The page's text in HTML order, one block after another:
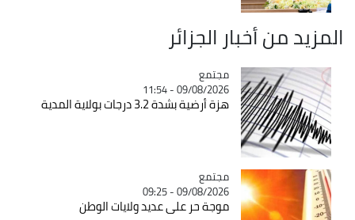
المزيد من أخبار الجزائر
Catégorie
مجتمع
09/08/2026 - 11:54
هزة أرضية بشدة 3.2 درجات بولاية المدية
Catégorie
مجتمع
09/08/2026 - 09:25
موجة حر على عديد ولايات الوطن